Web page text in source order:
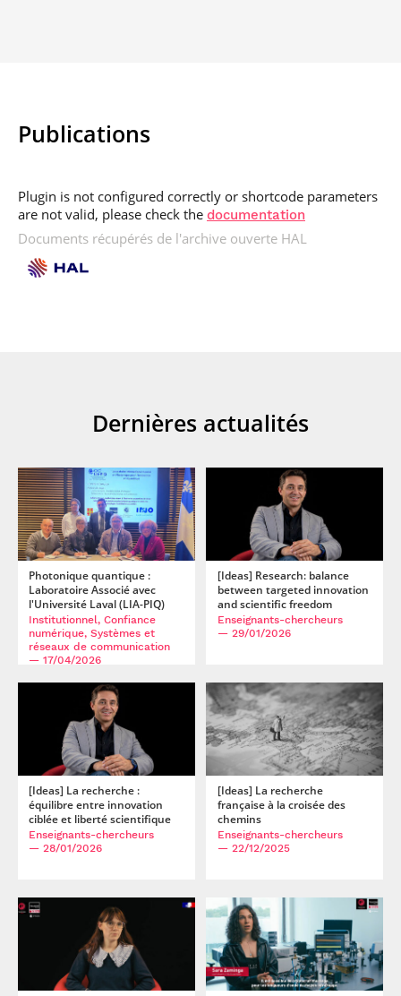
Publications
Plugin is not configured correctly or shortcode parameters
are not valid, please check the documentation
Documents récupérés de l'archive ouverte HAL
Dernières actualités
Photonique quantique :
Laboratoire Associé avec
l'Université Laval (LIA-PIQ)
Institutionnel, Confiance
numérique, Systèmes et
réseaux de communication
— 17/04/2026
[Ideas] Research: balance
between targeted innovation
and scientific freedom
Enseignants-chercheurs
— 29/01/2026
[Ideas] La recherche :
équilibre entre innovation
ciblée et liberté scientifique
Enseignants-chercheurs
— 28/01/2026
[Ideas] La recherche
française à la croisée des
chemins
Enseignants-chercheurs
— 22/12/2025